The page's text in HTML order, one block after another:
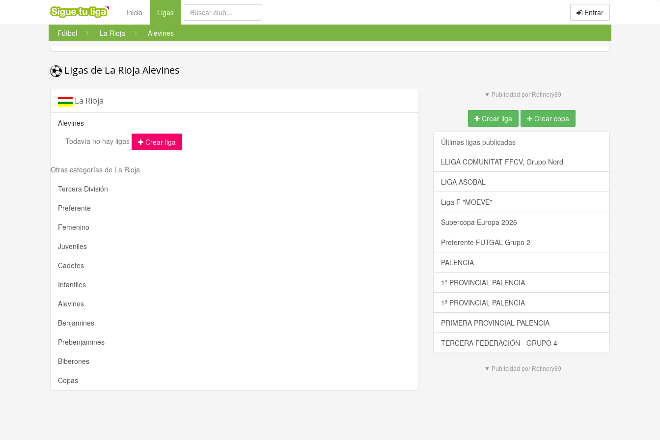
Inicio Ligas(current) Entrar
Fútbol La Rioja Alevines
Ligas de La Rioja Alevines
La Rioja
Alevines
Todavía no hay ligas
Crear liga
Otras categorías de La Rioja
Tercera División
Preferente
Femenino
Juveniles
Cadetes
Infantiles
Alevines
Benjamines
Prebenjamines
Biberones
Copas
▼ Publicidad por Refinery89
Crear liga Crear copa
Últimas ligas publicadas
LLIGA COMUNITAT FFCV, Grupo Nord
LIGA ASOBAL
Liga F "MOEVE"
Supercopa Europa 2026
Preferente FUTGAL Grupo 2
PALENCIA
1ª PROVINCIAL PALENCIA
1ª PROVINCIAL PALENCIA
PRIMERA PROVINCIAL PALENCIA
TERCERA FEDERACIÓN - GRUPO 4
▼ Publicidad por Refinery89